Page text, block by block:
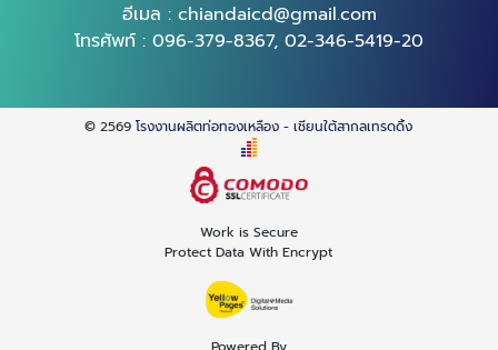
อีเมล : chiandaicd@gmail.com
โทรศัพท์ : 096-379-8367, 02-346-5419-20
© 2569โรงงานผลิตท่อทองเหลือง - เชียนใต้สากลเทรดดิ้ง
Work is Secure
Protect Data With Encrypt